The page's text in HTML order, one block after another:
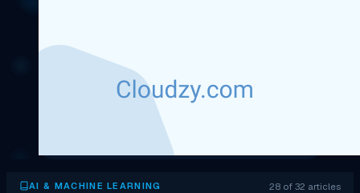
AI & MACHINE LEARNING 28 of 32 articles